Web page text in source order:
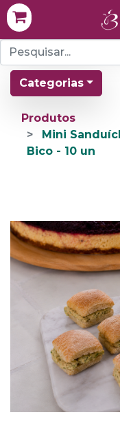
Categorias
Produtos
Mini
Bico - 10 un